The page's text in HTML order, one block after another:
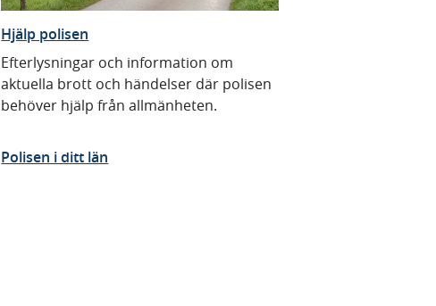
Hjälp polisen
Efterlysningar och information om
aktuella brott och händelser där polisen
behöver hjälp från allmänheten.
Polisen i ditt län